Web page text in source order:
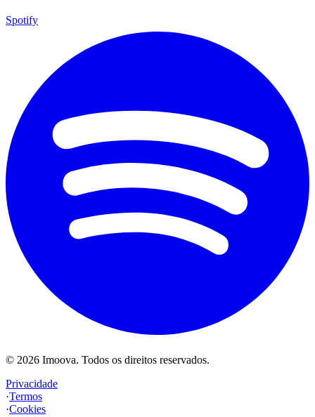
Spotify
© 2026 Imoova. Todos os direitos reservados.
Privacidade
·Termos
·Cookies